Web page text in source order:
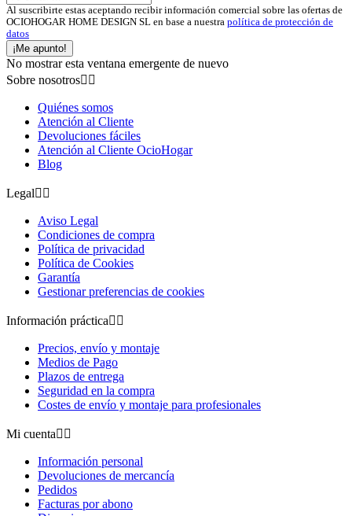
Al suscribirte estas aceptando recibir información comercial sobre las ofertas de
OCIOHOGAR HOME DESIGN SL en base a nuestra política de protección de
datos
¡Me apunto!
No mostrar esta ventana emergente de nuevo
Sobre nosotros 
Quiénes somos
Atención al Cliente
Devoluciones fáciles
Atención al Cliente OcioHogar
Blog
Legal 
Aviso Legal
Condiciones de compra
Política de privacidad
Política de Cookies
Garantía
Gestionar preferencias de cookies
Información práctica 
Precios, envío y montaje
Medios de Pago
Plazos de entrega
Seguridad en la compra
Costes de envío y montaje para profesionales
Mi cuenta 
Información personal
Devoluciones de mercancía
Pedidos
Facturas por abono